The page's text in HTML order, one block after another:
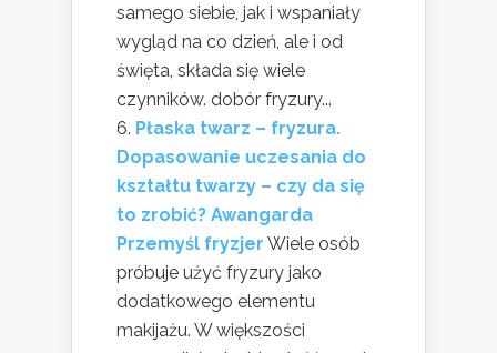
samego siebie, jak i wspaniały
wygląd na co dzień, ale i od
święta, składa się wiele
czynników. dobór fryzury...
Płaska twarz – fryzura.
Dopasowanie uczesania do
kształtu twarzy – czy da się
to zrobić? Awangarda
Przemyśl fryzjer Wiele osób
próbuje użyć fryzury jako
dodatkowego elementu
makijażu. W większości